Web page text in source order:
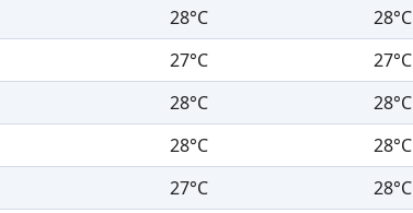
28°C 28°C
27°C 27°C
28°C 28°C
28°C 28°C
27°C 28°C